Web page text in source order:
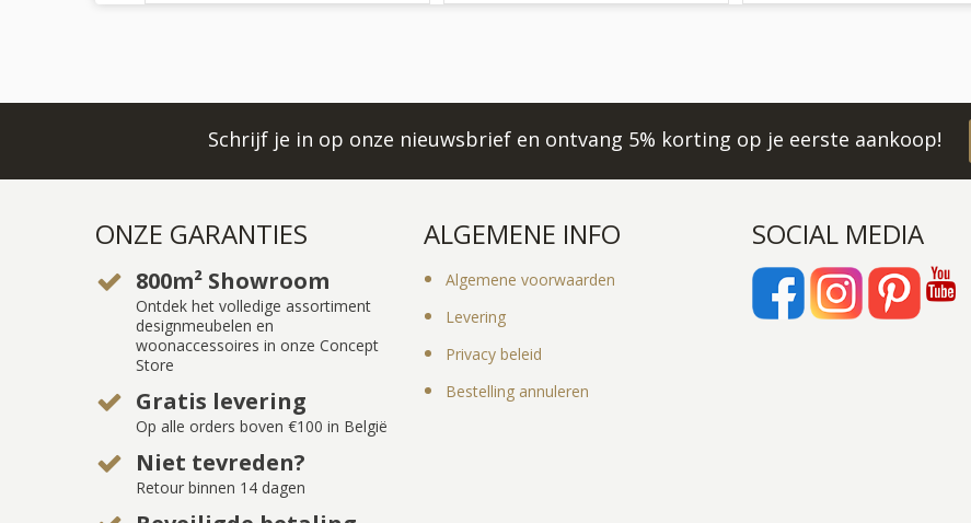
Schrijf je in op onze nieuwsbrief en ontvang 5% korting op je eerste aankoop!
ONZE GARANTIES
800m² Showroom
Ontdek het volledige assortiment
designmeubelen en
woonaccessoires in onze Concept
Store
Gratis levering
Op alle orders boven €100 in België
Niet tevreden?
Retour binnen 14 dagen
ALGEMENE INFO
Algemene voorwaarden
Levering
Privacy beleid
Bestelling annuleren
SOCIAL MEDIA